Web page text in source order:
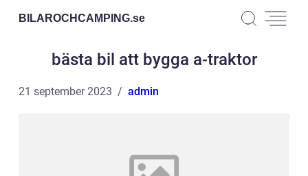
BILAROCHCAMPING.se
bästa bil att bygga a-traktor
21 september 2023 admin